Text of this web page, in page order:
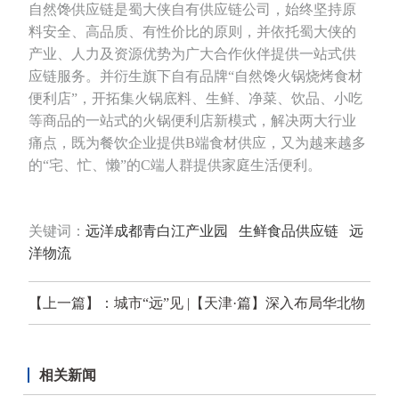
自然馋供应链是蜀大侠自有供应链公司，始终坚持原
料安全、高品质、有性价比的原则，并依托蜀大侠的
产业、人力及资源优势为广大合作伙伴提供一站式供
应链服务。并衍生旗下自有品牌“自然馋火锅烧烤食材
便利店”，开拓集火锅底料、生鲜、净菜、饮品、小吃
等商品的一站式的火锅便利店新模式，解决两大行业
痛点，既为餐饮企业提供B端⻝材供应，又为越来越多
的“宅、忙、懒”的C端人群提供家庭生活便利。
关键词：远洋成都青白江产业园 生鲜食品供应链
远
洋物流
【上一篇】：城市“远”见 |【天津·篇】深入布局华北物
【下一篇】：新客签约 | 远洋物流助力鲜沐科技48小时从
相关新闻